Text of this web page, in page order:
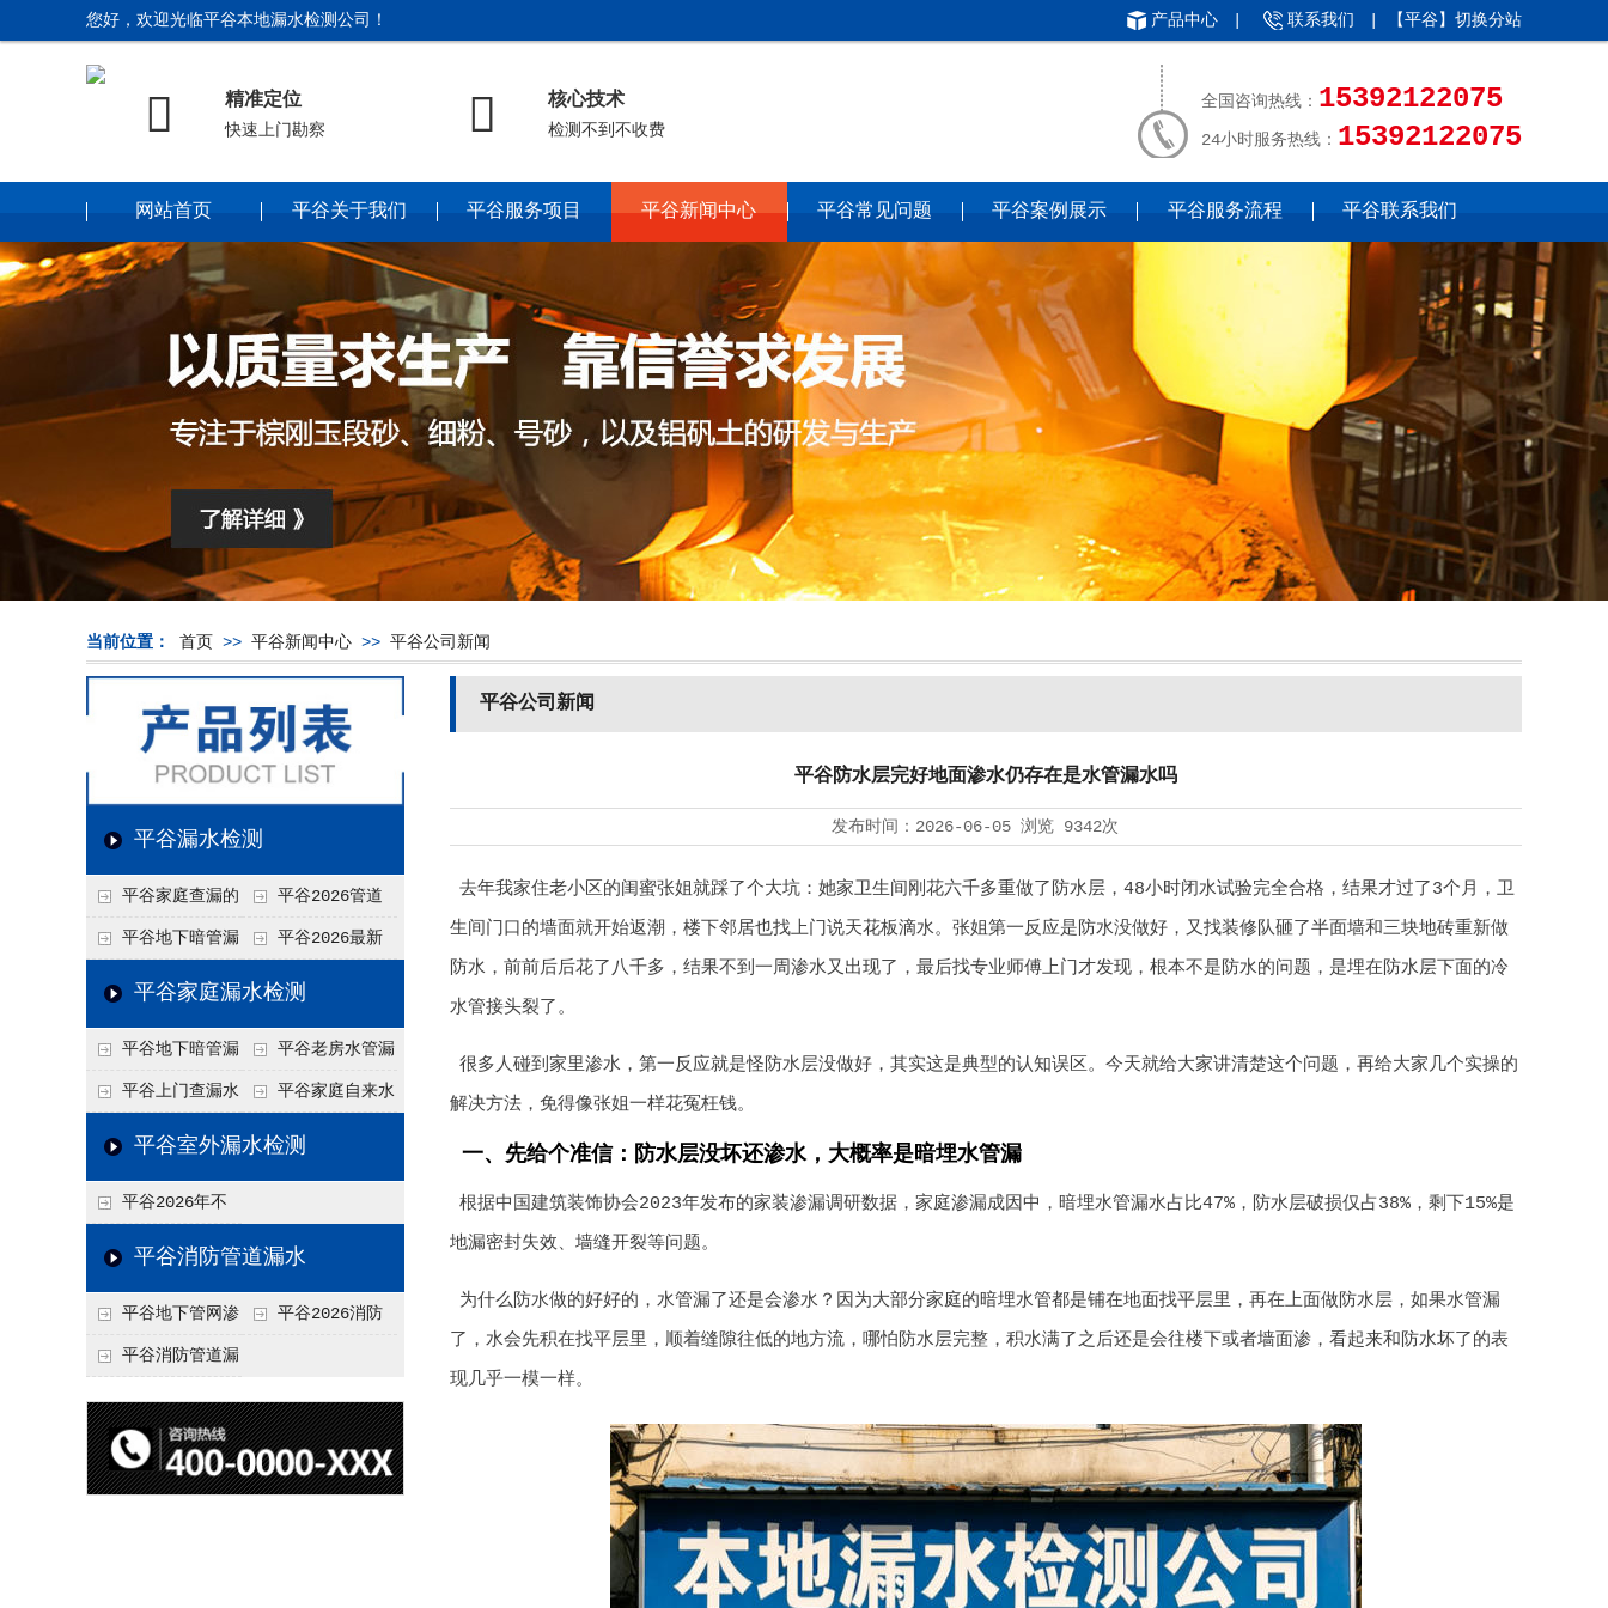
您好，欢迎光临平谷本地漏水检测公司！ 产品中心 联系我们 | 【平谷】 切换分站
 精准定位
快速上门勘察  核心技术
检测不到不收费
全国咨询热线： 15392122075
24小时服务热线： 15392122075
网站首页 平谷关于我们 平谷服务项目 平谷新闻中心 平谷常见问题 平谷案例展示 平谷服务流程 平谷联系我们
当前位置： 首页 >> 平谷新闻中心 >> 平谷公司新闻
平谷漏水检测
平谷家庭查漏的
实用小技巧
平谷2026管道
漏水维修价格表，按
材质、漏点类型精准
平谷地下暗管漏
水检测价格高？2026
巧
平谷2026最新
上门漏水检测价格
类报价一览
平谷家庭漏水检测
平谷地下暗管漏
水检测技术与价格关
联2026，不同方法收
平谷老房水管漏
水检测与维修价格20
26，老旧管道改造方
平谷上门查漏水
vs 自行检测：2026
析
平谷家庭自来水
管漏水检测全攻略：
平谷室外漏水检测
平谷2026年不
同城市上门查漏水价
价参考
平谷消防管道漏水
平谷地下管网渗
漏检测
平谷2026消防
程类项目报价
平谷消防管道漏
6，工程类检测收费
标准详解
平谷公司新闻
平谷防水层完好地面渗水仍存在是水管漏水吗
发布时间： 2026-06-05 浏览 9342次
去年我家住老小区的闺蜜张姐就踩了个大坑：她家卫生间刚花六千多重做了防水层，48小时闭水试验完全合格，结果才过了3个月，卫
生间门口的墙面就开始返潮，楼下邻居也找上门说天花板滴水。张姐第一反应是防水没做好，又找装修队砸了半面墙和三块地砖重新做
防水，前前后后花了八千多，结果不到一周渗水又出现了，最后找专业师傅上门才发现，根本不是防水的问题，是埋在防水层下面的冷
水管接头裂了。
很多人碰到家里渗水，第一反应就是怪防水层没做好，其实这是典型的认知误区。今天就给大家讲清楚这个问题，再给大家几个实操的
解决方法，免得像张姐一样花冤枉钱。
一、先给个准信：防水层没坏还渗水，大概率是暗埋水管漏
根据中国建筑装饰协会2023年发布的家装渗漏调研数据，家庭渗漏成因中，暗埋水管漏水占比47%，防水层破损仅占38%，剩下15%是
地漏密封失效、墙缝开裂等问题。
为什么防水做的好好的，水管漏了还是会渗水？因为大部分家庭的暗埋水管都是铺在地面找平层里，再在上面做防水层，如果水管漏
了，水会先积在找平层里，顺着缝隙往低的地方流，哪怕防水层完整，积水满了之后还是会往楼下或者墙面渗，看起来和防水坏了的表
现几乎一模一样。